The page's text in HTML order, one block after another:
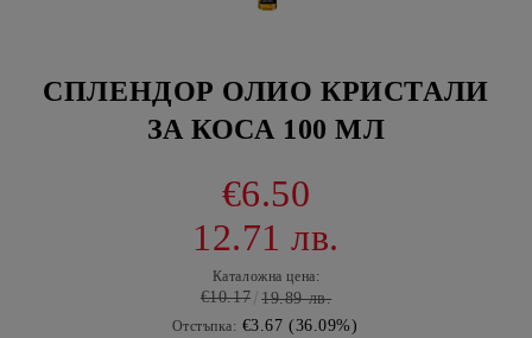
СПЛЕНДОР ОЛИО КРИСТАЛИ
ЗА КОСА 100 МЛ
€6.50
12.71 лв.
Каталожна цена:
€10.17 19.89 лв.
Отстъпка: €3.67 (36.09%)